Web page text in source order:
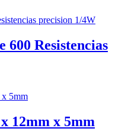
600 Resistencias
12mm x 5mm